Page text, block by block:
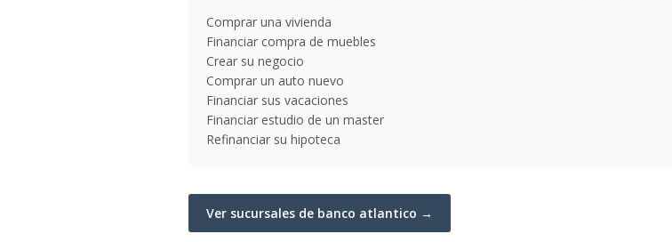
Comprar una vivienda
Financiar compra de muebles
Crear su negocio
Comprar un auto nuevo
Financiar sus vacaciones
Financiar estudio de un master
Refinanciar su hipoteca
Ver sucursales de banco atlantico →